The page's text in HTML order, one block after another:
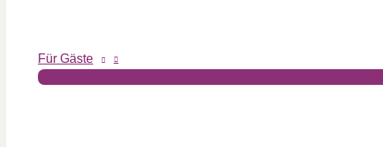
Für Gäste